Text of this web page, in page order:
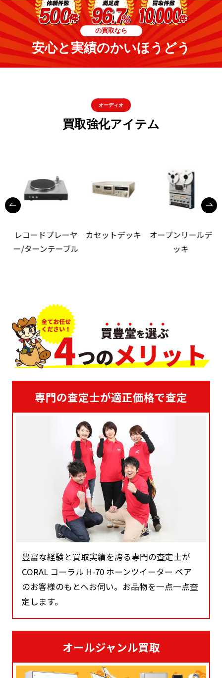
の買取なら
安心と実績のかいほうどう
オーディオ
買取強化アイテム
レコードプレーヤ
ー/ターンテーブル
カセットデッキ
オープンリールデ
ッキ
専門の査定士が適正価格で査定
豊富な経験と買取実績を誇る専門の査定士が
CORAL コーラル H-70 ホーンツイーター ペア
のお客様のもとへお伺い。お品物を一点一点査
定します。
オールジャンル買取